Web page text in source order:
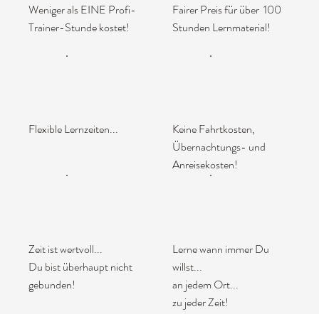
Weniger als EINE Profi-
Trainer-Stunde kostet!
Fairer Preis für über 100
Stunden Lernmaterial!
Flexible Lernzeiten...
Keine Fahrtkosten,
Übernachtungs- und
Anreisekosten!
Zeit ist wertvoll...
Du bist überhaupt nicht
gebunden!
Lerne wann immer Du
willst...
an jedem Ort...
zu jeder Zeit!